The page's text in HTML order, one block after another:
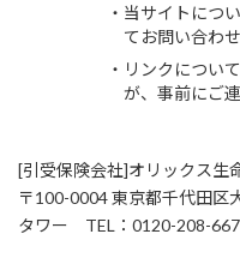
当サイトにつ
てお問い合わ
リンクについ
が、事前にご
[引受保険会社]オリックス生
〒100-0004 東京都千代田区
タワー TEL：0120-208-667